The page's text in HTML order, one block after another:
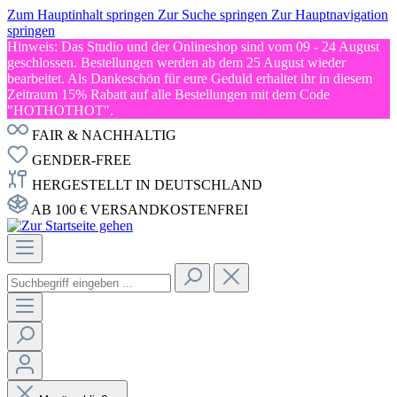
Zum Hauptinhalt springen Zur Suche springen Zur Hauptnavigation
springen
Hinweis: Das Studio und der Onlineshop sind vom 09 - 24 August
geschlossen. Bestellungen werden ab dem 25 August wieder
bearbeitet. Als Dankeschön für eure Geduld erhaltet ihr in diesem
Zeitraum 15% Rabatt auf alle Bestellungen mit dem Code
"HOTHOTHOT".
FAIR & NACHHALTIG
GENDER-FREE
HERGESTELLT IN DEUTSCHLAND
AB 100 € VERSANDKOSTENFREI